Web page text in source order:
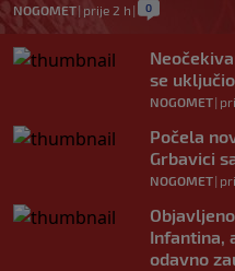
NOGOMET| prije 2 h | 0
se
NOGOMET|
Počela
Grbavici
NOGOMET|
Infantina,
odavno